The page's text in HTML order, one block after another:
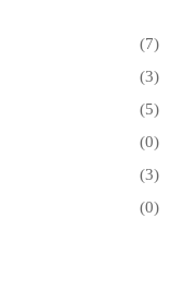
(7)
(3)
(5)
(0)
(3)
(0)